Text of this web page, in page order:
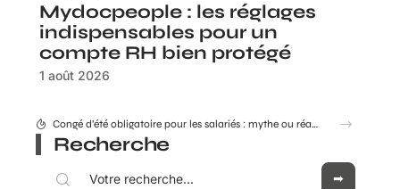
Mydocpeople : les réglages
indispensables pour un
compte RH bien protégé
1 août 2026
Congé d’été obligatoire pour les salariés : mythe ou réalité ?
Recherche